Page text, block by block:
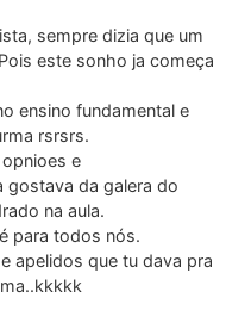
sempre dizia que um
este sonho ja começa
ensino fundamental e
rsrsrs.
e
gostava da galera do
na aula.
para todos nós.
apelidos que tu dava pra